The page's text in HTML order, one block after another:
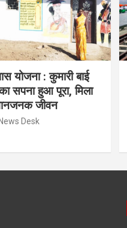
योजना : कुमारी बाई
सपना हुआ पूरा, मिला
जीवन
News Desk